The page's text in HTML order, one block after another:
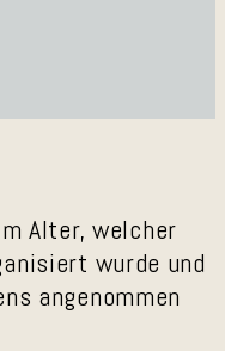
Alter, welcher
wurde und
angenommen